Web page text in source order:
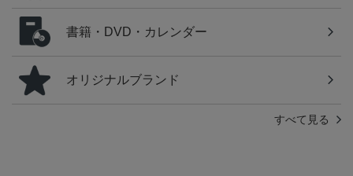
書籍・DVD・カレンダー
オリジナルブランド
すべて見る